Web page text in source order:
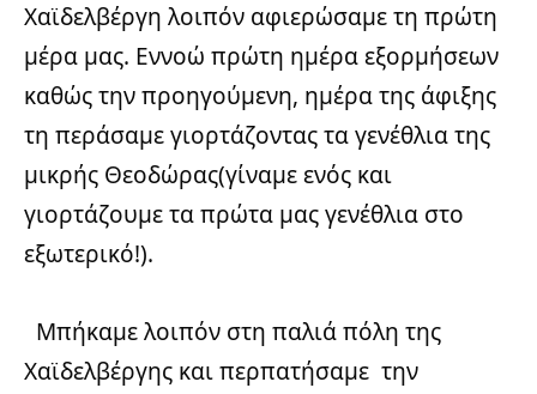
Χαϊδελβέργη λοιπόν αφιερώσαμε τη πρώτη
μέρα μας. Εννοώ πρώτη ημέρα εξορμήσεων
καθώς την προηγούμενη, ημέρα της άφιξης
τη περάσαμε γιορτάζοντας τα γενέθλια της
μικρής Θεοδώρας(γίναμε ενός και
γιορτάζουμε τα πρώτα μας γενέθλια στο
εξωτερικό!).
Μπήκαμε λοιπόν στη παλιά πόλη της
Χαϊδελβέργης και περπατήσαμε την